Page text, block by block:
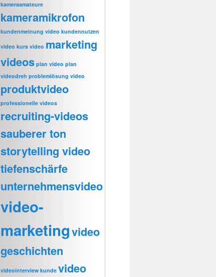
kameraamateure
kameramikrofon
kundenmeinung video kundennutzen
video kurs video marketing
videos plan video plan
videodreh problemlösung video
produktvideo
professionelle videos
recruiting-videos
sauberer ton
storytelling video
tiefenschärfe
unternehmensvideo
video-
marketingvideo
geschichten
videointerview kunde video